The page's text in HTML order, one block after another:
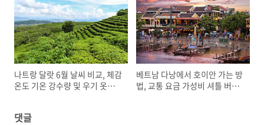
나트랑 달랏 6월 날씨 비교, 체감
온도 기온 강수량 및 우기 옷차
베트남 다낭에서 호이안 가는 방
법, 교통 요금 가성비 셔틀 버스
댓글